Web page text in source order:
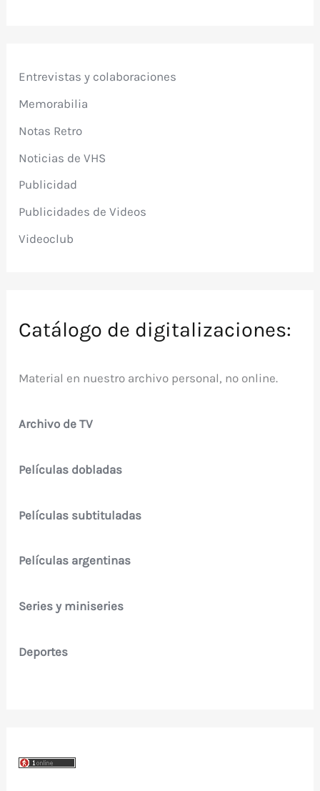
Entrevistas y colaboraciones
Memorabilia
Notas Retro
Noticias de VHS
Publicidad
Publicidades de Videos
Videoclub
Catálogo de digitalizaciones:
Material en nuestro archivo personal, no online.
Archivo de TV
Películas dobladas
Películas subtituladas
Películas argentinas
Series y miniseries
Deportes